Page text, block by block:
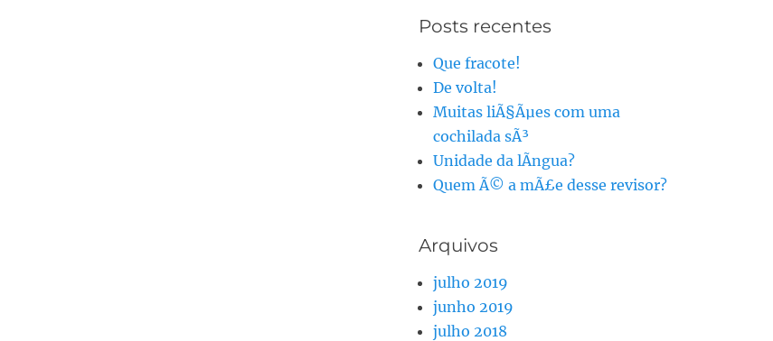
Posts recentes
Que fracote!
De volta!
Muitas liÃ§Ãµes com uma
cochilada sÃ³
Unidade da lÃ­ngua?
Quem Ã© a mÃ£e desse revisor?
Arquivos
julho 2019
junho 2019
julho 2018